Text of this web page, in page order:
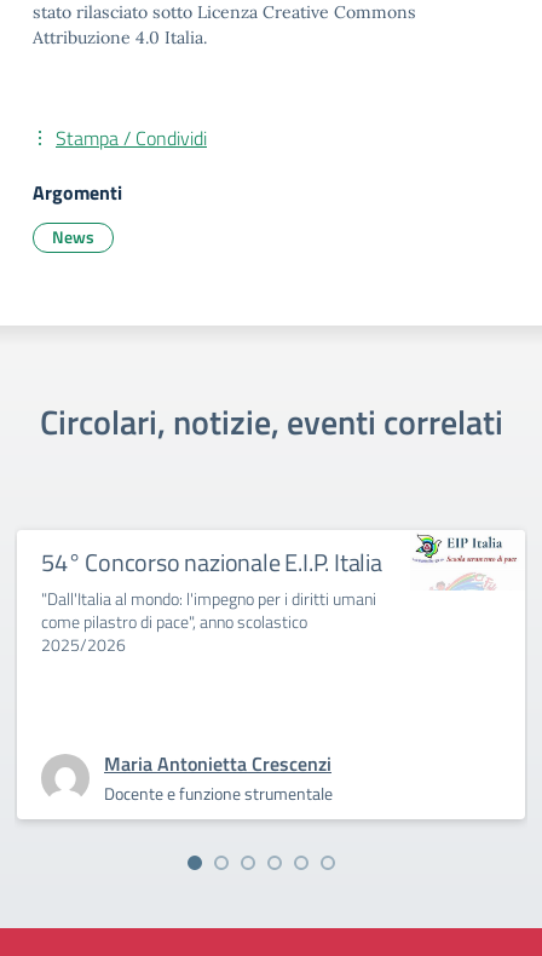
stato rilasciato sotto Licenza Creative Commons
Attribuzione 4.0 Italia.
Stampa / Condividi
Argomenti
News
Circolari, notizie, eventi correlati
54° Concorso nazionale E.I.P. Italia
"Dall'Italia al mondo: l'impegno per i diritti umani
come pilastro di pace", anno scolastico
2025/2026
Maria Antonietta Crescenzi
Docente e funzione strumentale